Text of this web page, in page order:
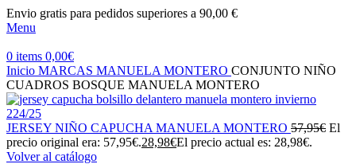
Envio gratis para pedidos superiores a 90,00 €
Menu
0 items 0,00€
Inicio MARCAS MANUELA MONTERO CONJUNTO NIÑO
CUADROS BOSQUE MANUELA MONTERO
JERSEY NIÑO CAPUCHA MANUELA MONTERO 57,95€ El
precio original era: 57,95€.28,98€El precio actual es: 28,98€.
Volver al catálogo